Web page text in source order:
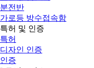
분전반
가로등 방수접속함
특허 및 인증
특허
디자인 인증
인증